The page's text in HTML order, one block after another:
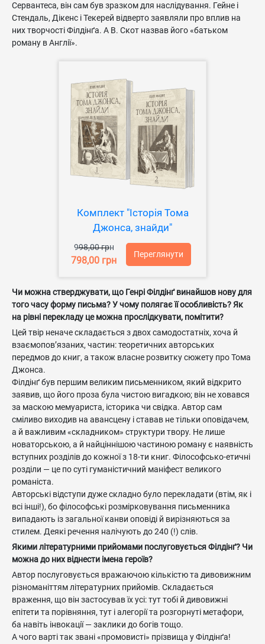
Сервантеса, він сам був зразком для наслідування. Гейне і
Стендаль, Дікенс і Текерей відверто заявляли про вплив на
них творчості Філдінґа. А В. Скот назвав його «батьком
роману в Англії».
Комплект "Історія Тома
Джонса, знайди"
998,00 грн
798,00 грн
Переглянути
Чи можна стверджувати, що Генрі Філдінґ винайшов нову для
того часу форму письма? У чому полягає її особливість? Як
на рівні перекладу це можна прослідкувати, помітити?
Цей твір неначе складається з двох самодостатніх, хоча й
взаємопов’язаних, частин: теоретичних авторських
передмов до книг, а також власне розвитку сюжету про Тома
Джонса.
Філдінґ був першим великим письменником, який відкрито
заявив, що його проза була чистою вигадкою; він не ховався
за маскою мемуариста, історика чи свідка. Автор сам
сміливо виходив на авансцену і ставав не тільки оповідачем,
а й важливим «складником» структури твору. Не лише
новаторською, а й найціннішою частиною роману є наявність
вступних розділів до кожної з 18-ти книг. Філософсько-етичні
розділи — це по суті гуманістичний маніфест великого
романіста.
Авторські відступи дуже складно було перекладати (втім, як і
всі інші!), бо філософські розмірковування письменника
випадають із загальної канви оповіді й вирізняються за
стилем. Деякі речення налічують до 240 (!) слів.
Якими літературними прийомами послуговується Філдінґ? Чи
можна до них віднести імена героїв?
Автор послуговується вражаючою кількістю та дивовижним
різноманіттям літературних прийомів. Складається
враження, що він застосував їх усі: тут тобі й дивовижні
епітети та порівняння, тут і алегорії та розгорнуті метафори,
ба навіть інвокації — заклики до богів тощо.
А чого варті так звані «промовисті» прізвища у Філдінґа!